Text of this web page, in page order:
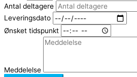
Antal deltagere
Leveringsdato
Ønsket tidspunkt
Meddelelse